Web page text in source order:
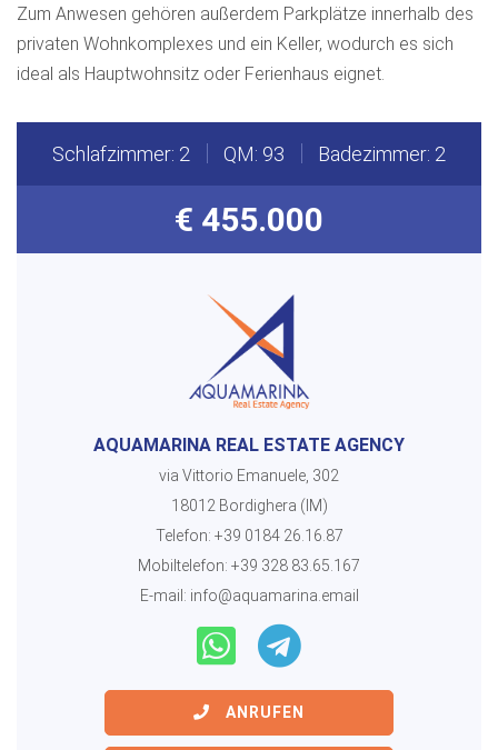
Zum Anwesen gehören außerdem Parkplätze innerhalb des
privaten Wohnkomplexes und ein Keller, wodurch es sich
ideal als Hauptwohnsitz oder Ferienhaus eignet.
Schlafzimmer: 2 QM: 93 Badezimmer: 2
€ 455.000
AQUAMARINA REAL ESTATE AGENCY
via Vittorio Emanuele, 302
18012 Bordighera (IM)
Telefon: +39 0184 26.16.87
Mobiltelefon: +39 328 83.65.167
E-mail: info@aquamarina.email
ANRUFEN